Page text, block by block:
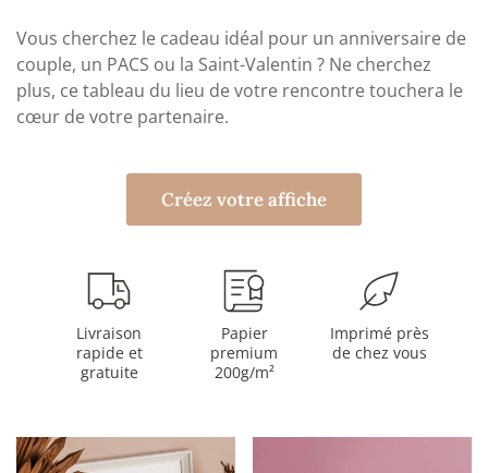
Vous cherchez le cadeau idéal pour un anniversaire de
couple, un PACS ou la Saint-Valentin ? Ne cherchez
plus, ce tableau du lieu de votre rencontre touchera le
cœur de votre partenaire.
Créez votre affiche
Livraison
rapide et
gratuite
Papier
premium
200g/m²
Imprimé près
de chez vous